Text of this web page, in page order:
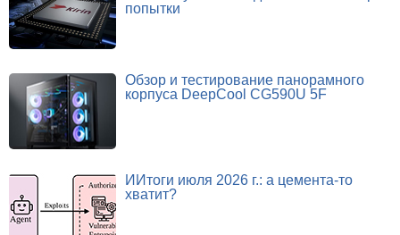
попытки
Обзор и тестирование панорамного
корпуса DeepCool CG590U 5F
ИИтоги июля 2026 г.: а цемента-то
хватит?